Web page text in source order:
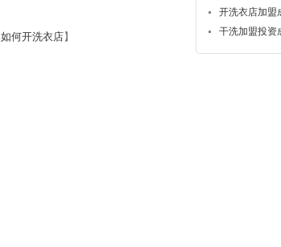
如何开洗衣店】
开洗衣店加盟
干洗加盟投资